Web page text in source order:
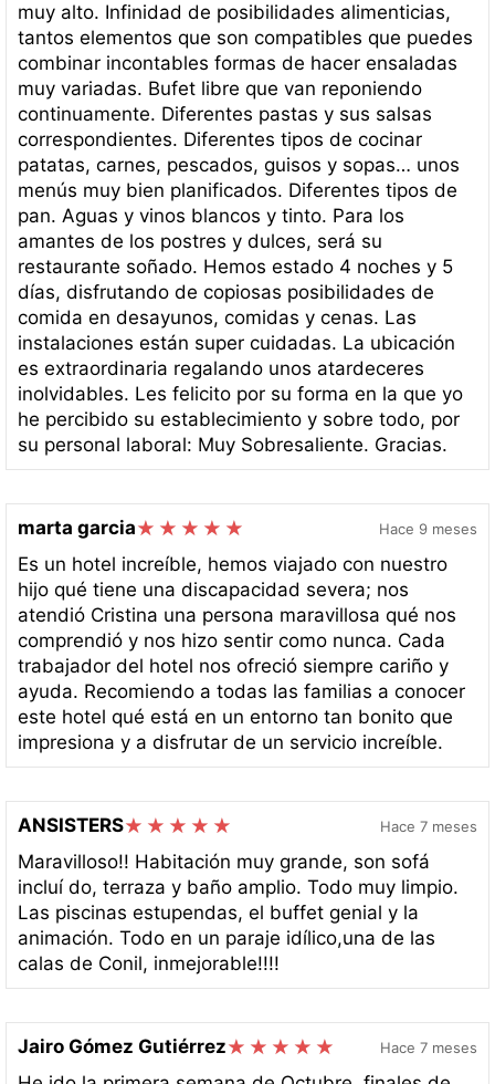
muy alto. Infinidad de posibilidades alimenticias,
tantos elementos que son compatibles que puedes
combinar incontables formas de hacer ensaladas
muy variadas. Bufet libre que van reponiendo
continuamente. Diferentes pastas y sus salsas
correspondientes. Diferentes tipos de cocinar
patatas, carnes, pescados, guisos y sopas… unos
menús muy bien planificados. Diferentes tipos de
pan. Aguas y vinos blancos y tinto. Para los
amantes de los postres y dulces, será su
restaurante soñado. Hemos estado 4 noches y 5
días, disfrutando de copiosas posibilidades de
comida en desayunos, comidas y cenas. Las
instalaciones están super cuidadas. La ubicación
es extraordinaria regalando unos atardeceres
inolvidables. Les felicito por su forma en la que yo
he percibido su establecimiento y sobre todo, por
su personal laboral: Muy Sobresaliente. Gracias.
marta garcia Hace 9 meses
Es un hotel increíble, hemos viajado con nuestro
hijo qué tiene una discapacidad severa; nos
atendió Cristina una persona maravillosa qué nos
comprendió y nos hizo sentir como nunca. Cada
trabajador del hotel nos ofreció siempre cariño y
ayuda. Recomiendo a todas las familias a conocer
este hotel qué está en un entorno tan bonito que
impresiona y a disfrutar de un servicio increíble.
ANSISTERS Hace 7 meses
Maravilloso!! Habitación muy grande, son sofá
incluí do, terraza y baño amplio. Todo muy limpio.
Las piscinas estupendas, el buffet genial y la
animación. Todo en un paraje idílico,una de las
calas de Conil, inmejorable!!!!
Jairo Gómez Gutiérrez Hace 7 meses